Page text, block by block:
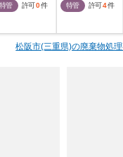
特管
許可0件
特管
許可4件
松阪市(三重県)の廃棄物処